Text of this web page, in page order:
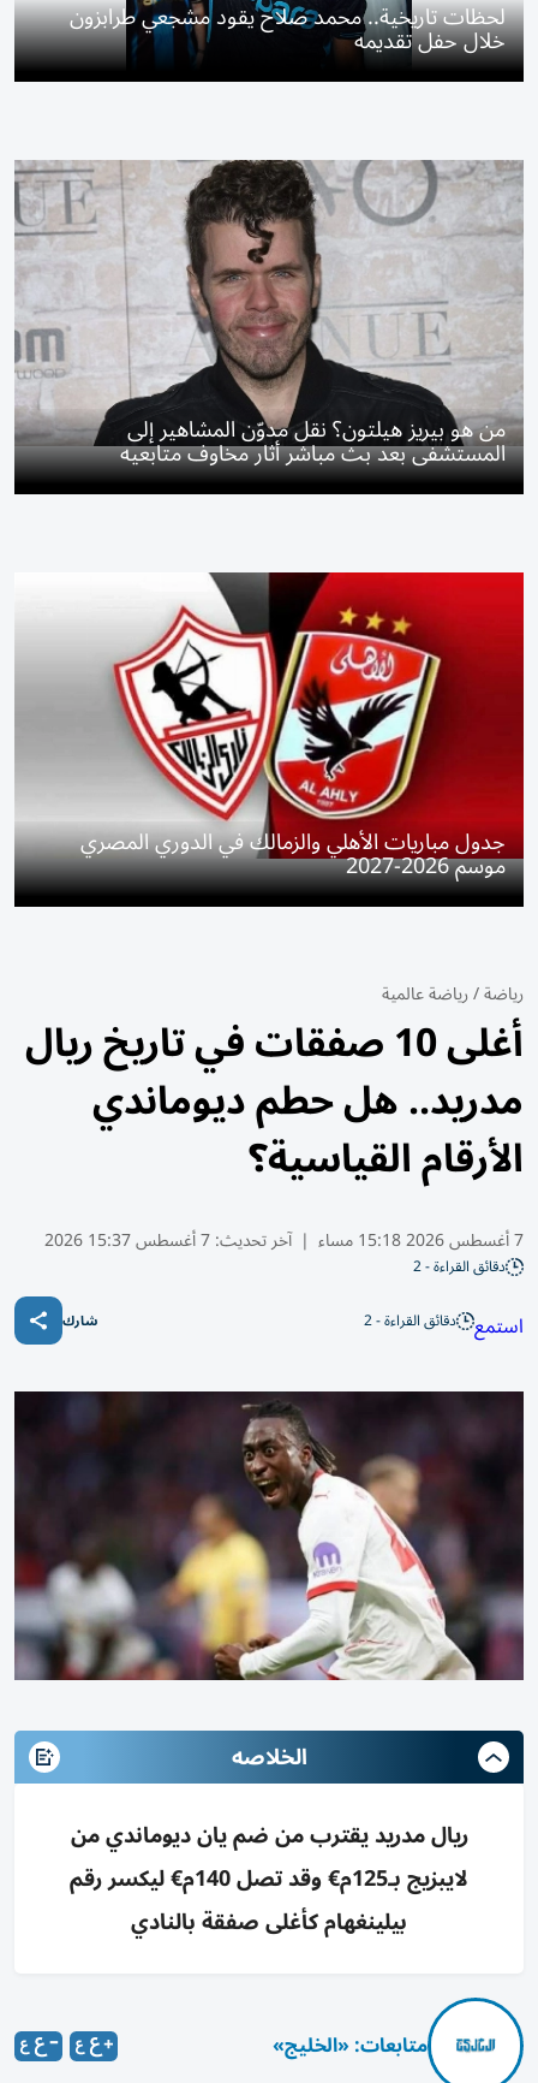
لحظات تاريخية.. محمد صلاح يقود مشجعي طرابزون
خلال حفل تقديمه
من هو بيريز هيلتون؟ نقل مدوّن المشاهير إلى
المستشفى بعد بث مباشر أثار مخاوف متابعيه
جدول مباريات الأهلي والزمالك في الدوري المصري
موسم 2026-2027
رياضة/رياضة عالمية
أغلى 10 صفقات في تاريخ ريال
مدريد.. هل حطم ديوماندي
الأرقام القياسية؟
7 أغسطس 2026 15:18 مساء | آخر تحديث:7 أغسطس 15:37 2026
دقائق القراءة - 2
استمع دقائق القراءة - 2 شارك
الخلاصه
ريال مدريد يقترب من ضم يان ديوماندي من
لايبزيج بـ125م€ وقد تصل 140م€ ليكسر رقم
بيلينغهام كأغلى صفقة بالنادي
متابعات: «الخليج»